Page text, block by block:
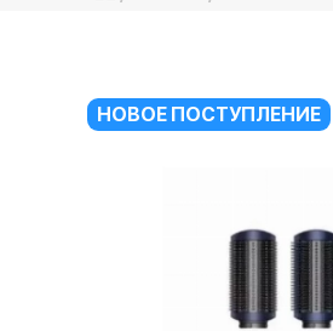
НОВОЕ ПОСТУПЛЕНИЕ